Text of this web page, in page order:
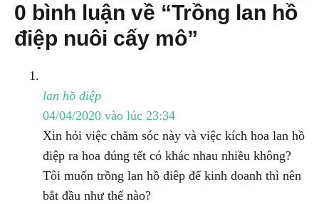
0 bình luận về “Trồng lan hồ
điệp nuôi cấy mô”
lan hồ điệp
04/04/2020 vào lúc 23:34
Xin hỏi việc chăm sóc này và việc kích hoa lan hồ
điệp ra hoa đúng tết có khác nhau nhiều không?
Tôi muốn trồng lan hồ điêp để kinh doanh thì nên
bắt đầu như thế nào?